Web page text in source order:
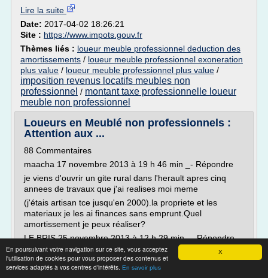
X
En poursuivant votre navigation sur ce site, vous acceptez
l'utilisation de cookies pour vous proposer des contenus et
services adaptés à vos centres d'intérêts. En savoir plus
Lire la suite
Date: 2017-04-02 18:26:21
Site : https://www.impots.gouv.fr
Thèmes liés : loueur meuble professionnel deduction des
amortissements / loueur meuble professionnel exoneration
plus value / loueur meuble professionnel plus value /
imposition revenus locatifs meubles non
professionnel / montant taxe professionnelle loueur
meuble non professionnel
Loueurs en Meublé non professionnels :
Attention aux ...
88 Commentaires
maacha 17 novembre 2013 à 19 h 46 min _- Répondre
je viens d'ouvrir un gite rural dans l'herault apres cinq
annees de travaux que j'ai realises moi meme
(j'étais artisan tce jusqu'en 2000).la propriete et les
materiaux je les ai finances sans emprunt.Quel
amortissement je peux réaliser?
LE BRIS 25 novembre 2013 à 12 h 29 min _- Répondre
Si vous optez pour le régime réel,...
Lire la suite